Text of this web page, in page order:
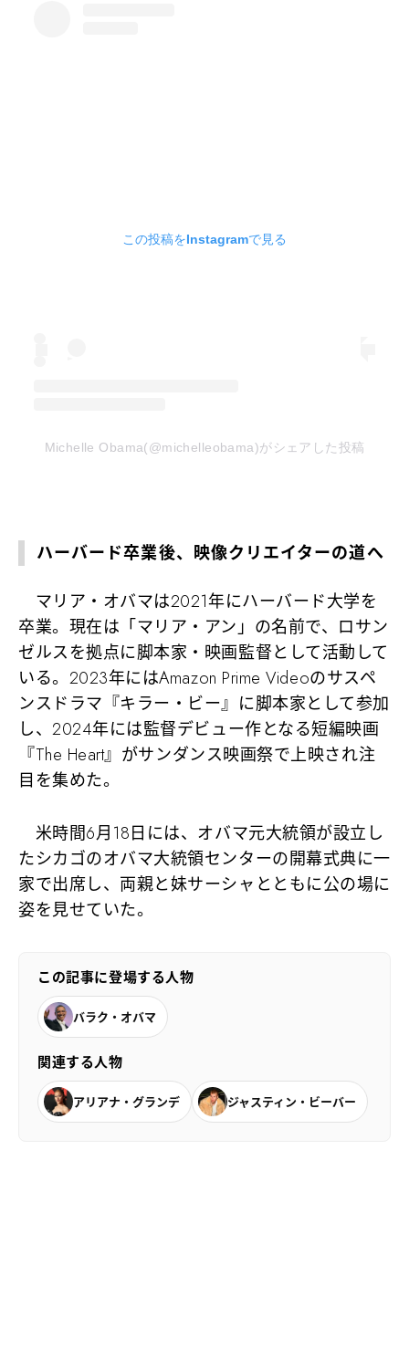
この投稿をInstagramで見る
Michelle Obama(@michelleobama)がシェアした投稿
ハーバード卒業後、映像クリエイターの道へ
マリア・オバマは2021年にハーバード大学を
卒業。現在は「マリア・アン」の名前で、ロサン
ゼルスを拠点に脚本家・映画監督として活動して
いる。2023年にはAmazon Prime Videoのサスペ
ンスドラマ『キラー・ビー』に脚本家として参加
し、2024年には監督デビュー作となる短編映画
『The Heart』がサンダンス映画祭で上映され注
目を集めた。
米時間6月18日には、オバマ元大統領が設立し
たシカゴのオバマ大統領センターの開幕式典に一
家で出席し、両親と妹サーシャとともに公の場に
姿を見せていた。
この記事に登場する人物
バラク・オバマ
関連する人物
アリアナ・グランデ ジャスティン・ビーバー